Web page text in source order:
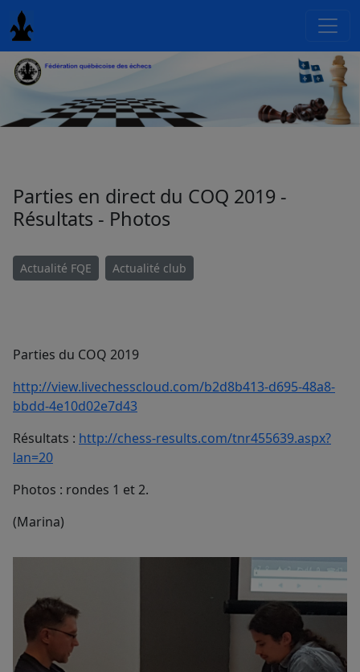
Parties en direct du COQ 2019 -
Résultats - Photos
Actualité FQE Actualité club
Parties du COQ 2019
http://view.livechesscloud.com/b2d8b413-d695-48a8-
bbdd-4e10d02e7d43
Résultats : http://chess-results.com/tnr455639.aspx?
lan=20
Photos : rondes 1 et 2.
(Marina)